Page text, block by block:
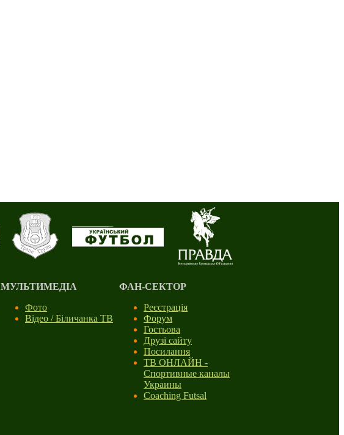
МУЛЬТИМЕДІА
Фото
Відео / Біличанка ТВ
ФАН-СЕКТОР
Реєстрація
Форум
Гостьова
Друзі сайту
Посилання
ТВ ОНЛАЙН -
Спортивные каналы
Украины
Coaching Futsal